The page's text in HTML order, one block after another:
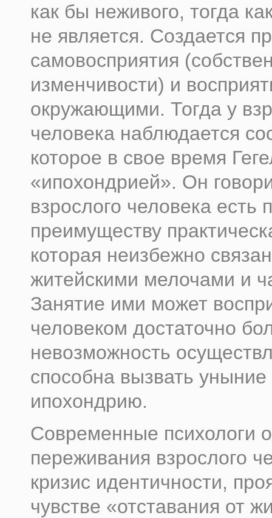
как бы неживого, тогда
не является. Создается
самовосприятия
изменчивости) и
окружающими. Тогда у
человека наблюдается
которое в свое время
«ипохондрией». Он
взрослого человека есть
преимуществу
которая неизбежно
житейскими мелочами и
Занятие ими может
человеком достаточно
невозможность
способна вызвать уныние
ипохондрию.
Современные психологи
переживания взрослого
кризис идентичности,
чувстве «отставания от